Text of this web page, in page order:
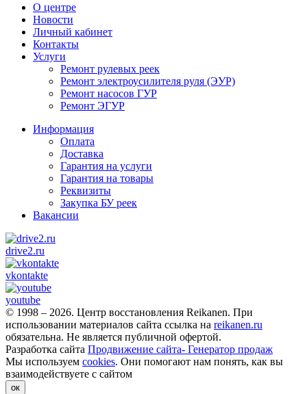
О центре
Новости
Личный кабинет
Контакты
Услуги
Ремонт рулевых реек
Ремонт электроусилителя руля (ЭУР)
Ремонт насосов ГУР
Ремонт ЭГУР
Информация
Оплата
Доставка
Гарантия на услуги
Гарантия на товары
Реквизиты
Закупка БУ реек
Вакансии
drive2.ru
vkontakte
youtube
© 1998 – 2026. Центр восстановления Reikanen. При
использовании материалов сайта ссылка на reikanen.ru
обязательна. Не является публичной офертой.
Разработка сайта Продвижение сайта- Генератор продаж
Мы используем cookies. Они помогают нам понять, как вы
взаимодействуете с сайтом
ок